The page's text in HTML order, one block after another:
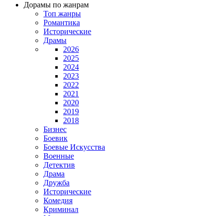
Дорамы по жанрам
Топ жанры
Романтика
Исторические
Драмы
2026
2025
2024
2023
2022
2021
2020
2019
2018
Бизнес
Боевик
Боевые Искусства
Военные
Детектив
Драма
Дружба
Исторические
Комедия
Криминал